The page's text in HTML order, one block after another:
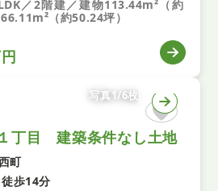
／2階建／建物113.44m²（約
（約50.24坪）
写真1/6枚
丁目 建築条件なし土地
町
歩14分